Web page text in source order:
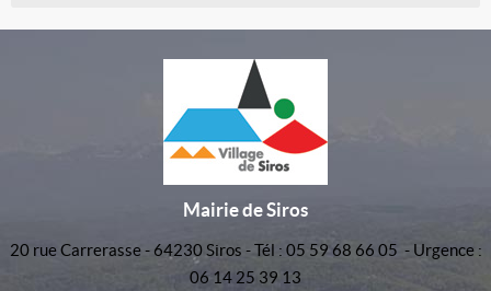
Mairie de Siros
20 rue Carrerasse - 64230 Siros - Tél : 05 59 68 66 05 - Urgence :
06 14 25 39 13